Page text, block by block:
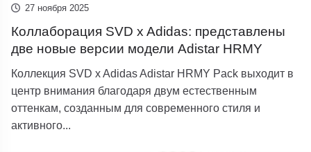
27 ноября 2025
Коллаборация SVD x Adidas: представлены
две новые версии модели Adistar HRMY
Коллекция SVD x Adidas Adistar HRMY Pack выходит в
центр внимания благодаря двум естественным
оттенкам, созданным для современного стиля и
активного...